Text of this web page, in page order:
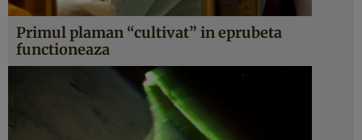
Primul plaman “cultivat” in eprubeta
functioneaza